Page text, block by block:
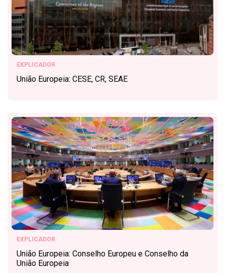
EXPLICADOR
União Europeia: CESE, CR, SEAE
EXPLICADOR
União Europeia: Conselho Europeu e Conselho da
União Europeia